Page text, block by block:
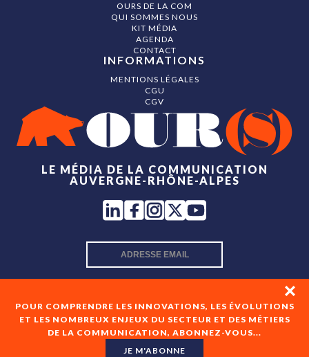
POUR COMPRENDRE LES INNOVATIONS, LES ÉVOLUTIONS
ET LES NOMBREUX ENJEUX DU SECTEUR ET DES MÉTIERS
DE LA COMMUNICATION, ABONNEZ-VOUS...
JE M'ABONNE
LE MÉDIA DE LA COMMUNICATION
AUVERGNE-RHÔNE-ALPES
En cochant cette case, je consens à recevoir les newsletters
OURS DE LA COM
QUI SOMMES NOUS
KIT MÉDIA
AGENDA
CONTACT
INFORMATIONS
MENTIONS LÉGALES
CGU
CGV